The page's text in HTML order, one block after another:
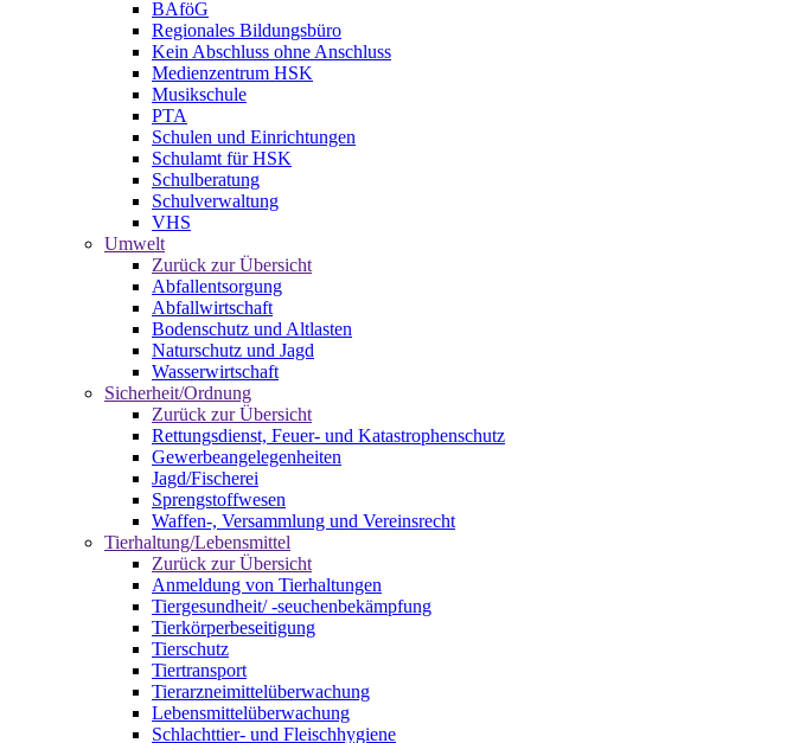
BAföG
Regionales Bildungsbüro
Kein Abschluss ohne Anschluss
Medienzentrum HSK
Musikschule
PTA
Schulen und Einrichtungen
Schulamt für HSK
Schulberatung
Schulverwaltung
VHS
Umwelt
Zurück zur Übersicht
Abfallentsorgung
Abfallwirtschaft
Bodenschutz und Altlasten
Naturschutz und Jagd
Wasserwirtschaft
Sicherheit/Ordnung
Zurück zur Übersicht
Rettungsdienst, Feuer- und Katastrophenschutz
Gewerbeangelegenheiten
Jagd/Fischerei
Sprengstoffwesen
Waffen-, Versammlung und Vereinsrecht
Tierhaltung/Lebensmittel
Zurück zur Übersicht
Anmeldung von Tierhaltungen
Tiergesundheit/ -seuchenbekämpfung
Tierkörperbeseitigung
Tierschutz
Tiertransport
Tierarzneimittelüberwachung
Lebensmittelüberwachung
Schlachttier- und Fleischhygiene